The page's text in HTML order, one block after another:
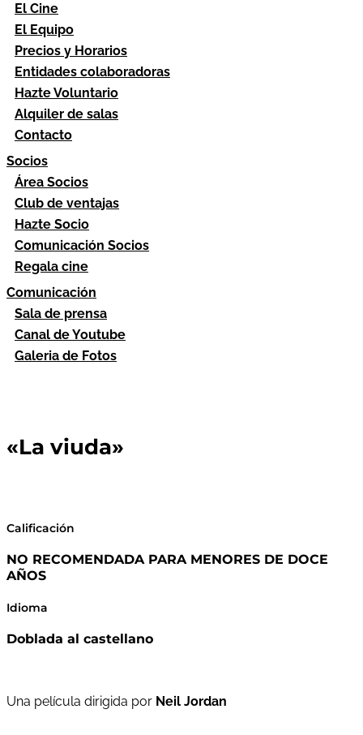
El Cine
El Equipo
Precios y Horarios
Entidades colaboradoras
Hazte Voluntario
Alquiler de salas
Contacto
Socios
Área Socios
Club de ventajas
Hazte Socio
Comunicación Socios
Regala cine
Comunicación
Sala de prensa
Canal de Youtube
Galeria de Fotos
«La viuda»
Calificación
NO RECOMENDADA PARA MENORES DE DOCE
AÑOS
Idioma
Doblada al castellano
Una película dirigida por Neil Jordan